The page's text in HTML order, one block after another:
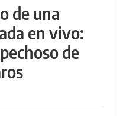
de una
en vivo:
de